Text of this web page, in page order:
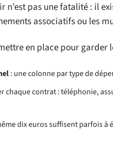
n’est pas une fatalité : il
associatifs ou les
en place pour garder
: une colonne par type de
chaque contrat : téléphonie,
dix euros suffisent parfois à